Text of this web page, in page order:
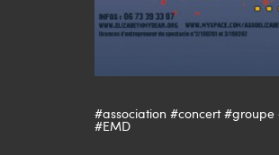
#association #concert #groupe
#EMD